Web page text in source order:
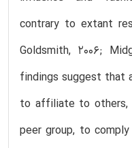
contrary to extant
Goldsmith, 2006;
findings suggest that
to affiliate to others,
peer group, to